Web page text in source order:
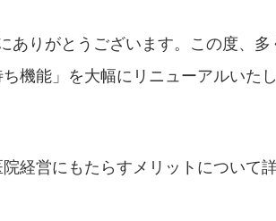
ありがとうございます。この度、多
機能」を大幅にリニューアルいた
経営にもたらすメリットについて